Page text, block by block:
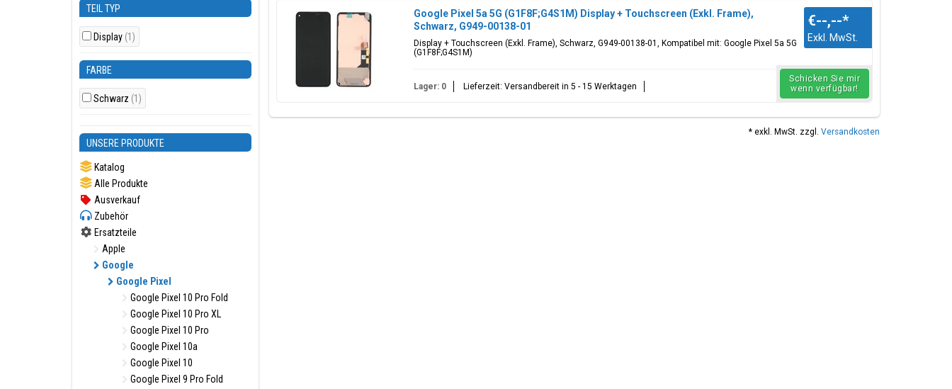
TEIL TYP
Display (1)
FARBE
Schwarz (1)
UNSERE PRODUKTE
Katalog
Alle Produkte
Ausverkauf
Zubehör
Ersatzteile
Apple
Google
Google Pixel
Google Pixel 10 Pro Fold
Google Pixel 10 Pro XL
Google Pixel 10 Pro
Google Pixel 10a
Google Pixel 10
Google Pixel 9 Pro Fold
Google Pixel 5a 5G (G1F8F;G4S1M) Display + Touchscreen (Exkl. Frame),
Schwarz, G949-00138-01
Display + Touchscreen (Exkl. Frame), Schwarz, G949-00138-01, Kompatibel mit: Google Pixel 5a 5G
(G1F8F;G4S1M)
€--,--*
Exkl. MwSt.
Lager: 0 Lieferzeit: Versandbereit in 5 - 15 Werktagen
Schicken Sie mir
wenn verfügbar!
* exkl. MwSt. zzgl. Versandkosten